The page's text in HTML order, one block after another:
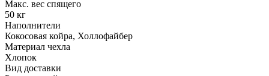
Макс. вес спящего
50 кг
Наполнители
Кокосовая койра, Холлофайбер
Материал чехла
Хлопок
Вид доставки